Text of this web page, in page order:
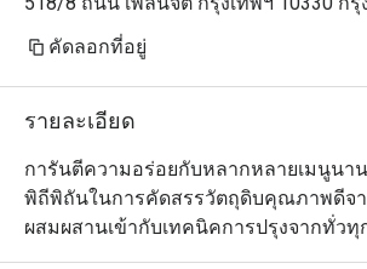
คัดลอกที่อยู่
รายละเอียด
การันตีความอร่อยกับหลากหลายเมนูนา
พิถีพิถันในการคัดสรรวัตถุดิบคุณภาพดีจ
ผสมผสานเข้ากับเทคนิคการปรุงจากทั่ว
ควรพลาด อาทิ เมนูเฟัวการ์สุดพิเศษซอส